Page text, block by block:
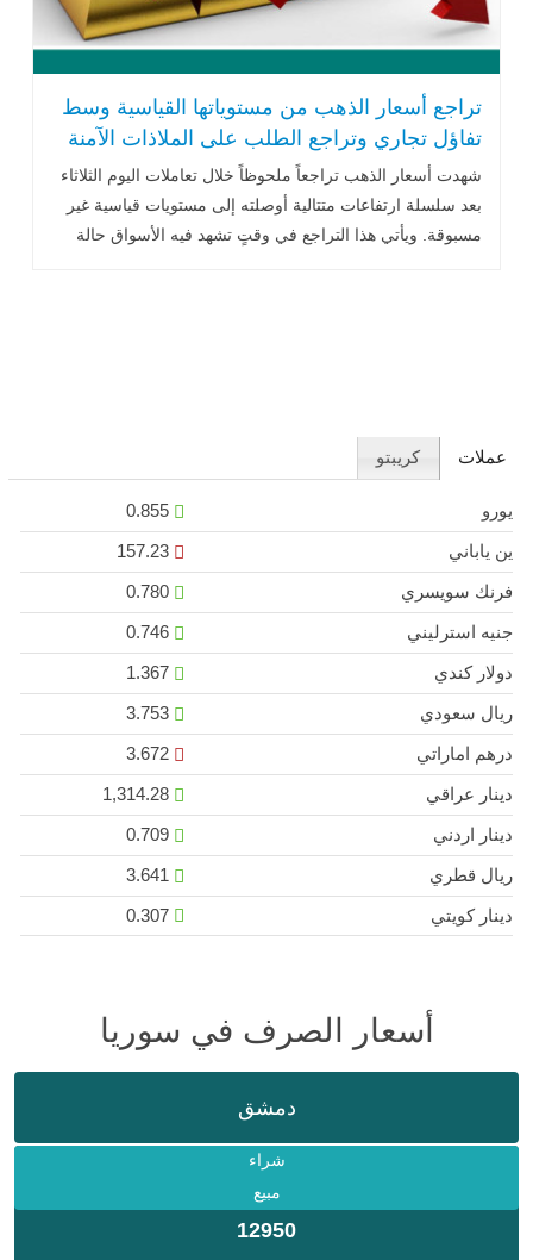
تراجع أسعار الذهب من مستوياتها القياسية وسط
تفاؤل تجاري وتراجع الطلب على الملاذات الآمنة
شهدت أسعار الذهب تراجعاً ملحوظاً خلال تعاملات اليوم الثلاثاء
بعد سلسلة ارتفاعات متتالية أوصلته إلى مستويات قياسية غير
مسبوقة. ويأتي هذا التراجع في وقتٍ تشهد فيه الأسواق حالة
عملات كريبتو
يورو
0.855
ين ياباني
157.23
فرنك سويسري
0.780
جنيه استرليني
0.746
دولار كندي
1.367
ريال سعودي
3.753
درهم اماراتي
3.672
دينار عراقي
1,314.28
دينار اردني
0.709
ريال قطري
دينار كويتي
0.307
أسعار الصرف في سوريا
دمشق
شراء
مبيع
12950